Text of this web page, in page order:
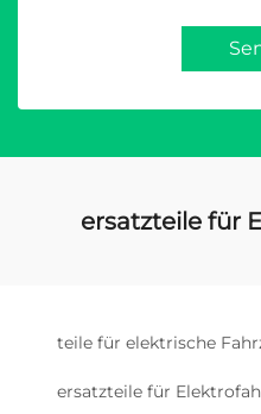
ersatzteile für
teile für elektrische
ersatzteile für